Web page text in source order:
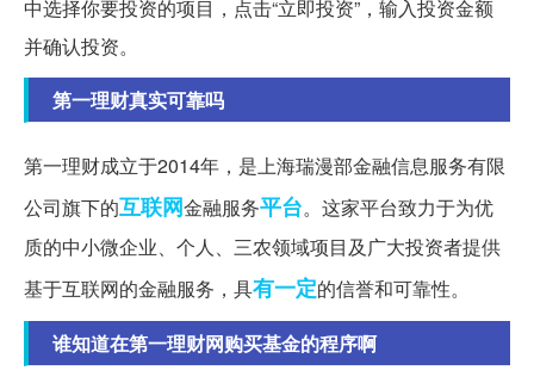
中选择你要投资的项目，点击“立即投资”，输入投资金额
并确认投资。
第一理财真实可靠吗
第一理财成立于2014年，是上海瑞漫部金融信息服务有限
公司旗下的互联网金融服务平台。这家平台致力于为优
质的中小微企业、个人、三农领域项目及广大投资者提供
基于互联网的金融服务，具有一定的信誉和可靠性。
谁知道在第一理财网购买基金的程序啊